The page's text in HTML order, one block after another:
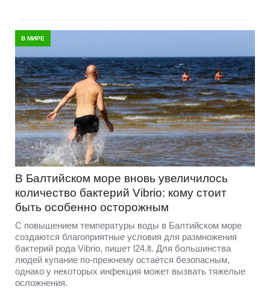
В МИРЕ
В Балтийском море вновь увеличилось
количество бактерий Vibrio: кому стоит
быть особенно осторожным
С повышением температуры воды в Балтийском море
создаются благоприятные условия для размножения
бактерий рода Vibrio, пишет l24.lt. Для большинства
людей купание по-прежнему остаётся безопасным,
однако у некоторых инфекция может вызвать тяжелые
осложнения.